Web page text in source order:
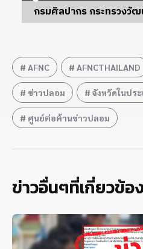
กรมศิลปากร กระทรวงวั
AFNC AFNCTHAILAND
ข่าวปลอม จังหวัดในปร
ศูนย์ต่อต้านข่าวปลอม
ข่าวอื่นๆที่เกี่ยวข้อ